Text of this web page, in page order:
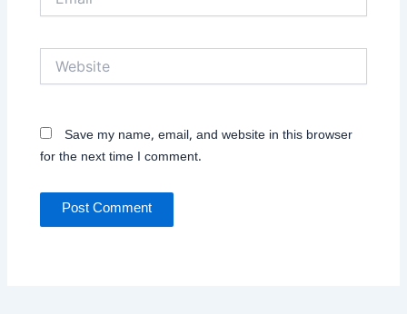
Save my name, email, and website in this browser
for the next time I comment.